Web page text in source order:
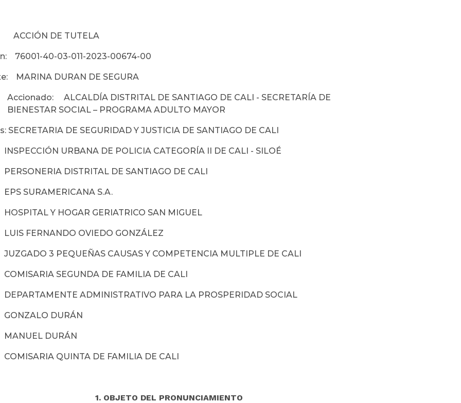
DE TUTELA
76001-40-03-011-2023-00674-00
MARINA DURAN DE SEGURA
Accionado: ALCALDÍA DISTRITAL DE SANTIAGO DE CALI - SECRETARÍA DE
BIENESTAR SOCIAL – PROGRAMA ADULTO MAYOR
SECRETARIA DE SEGURIDAD Y JUSTICIA DE SANTIAGO DE CALI
URBANA DE POLICIA CATEGORÍA II DE CALI - SILOÉ
DISTRITAL DE SANTIAGO DE CALI
S.A.
Y HOGAR GERIATRICO SAN MIGUEL
OVIEDO GONZÁLEZ
3 PEQUEÑAS CAUSAS Y COMPETENCIA MULTIPLE DE CALI
SEGUNDA DE FAMILIA DE CALI
ADMINISTRATIVO PARA LA PROSPERIDAD SOCIAL
DURÁN
DURÁN
QUINTA DE FAMILIA DE CALI
1. OBJETO DEL PRONUNCIAMIENTO